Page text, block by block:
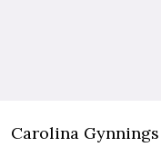
Carolina Gynnings